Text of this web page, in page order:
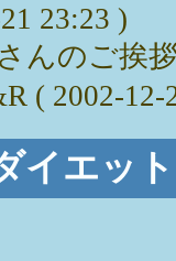
23:23 )
んのご挨
( 2002-12-
イエッ